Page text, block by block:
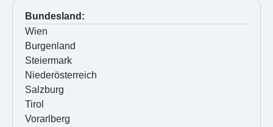
Bundesland:
Wien
Burgenland
Steiermark
Niederösterreich
Salzburg
Tirol
Vorarlberg